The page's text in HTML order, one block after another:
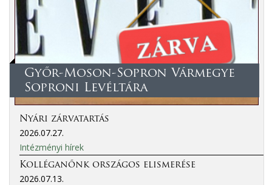
Győr-Moson-Sopron Vármegye
Soproni Levéltára
Nyári zárvatartás
2026.07.27.
Intézményi hírek
Kolléganőnk országos elismerése
2026.07.13.